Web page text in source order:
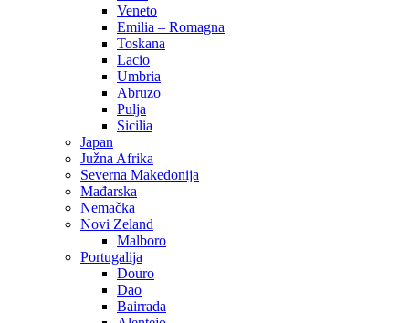
Veneto
Emilia – Romagna
Toskana
Lacio
Umbria
Abruzo
Pulja
Sicilia
Japan
Južna Afrika
Severna Makedonija
Mađarska
Nemačka
Novi Zeland
Malboro
Portugalija
Douro
Dao
Bairrada